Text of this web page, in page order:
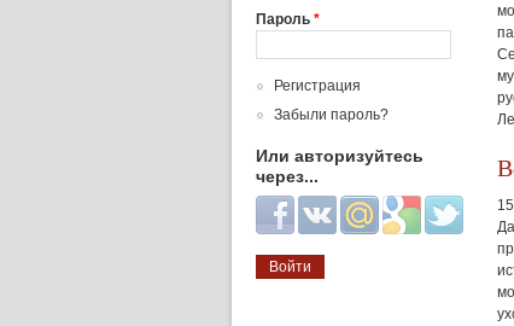
Пароль *
Регистрация
Забыли пароль?
Или авторизуйтесь
через...
Login with Facebook
Login with ВКонтакте
Login with Mail.ru
Login with Google
Login with